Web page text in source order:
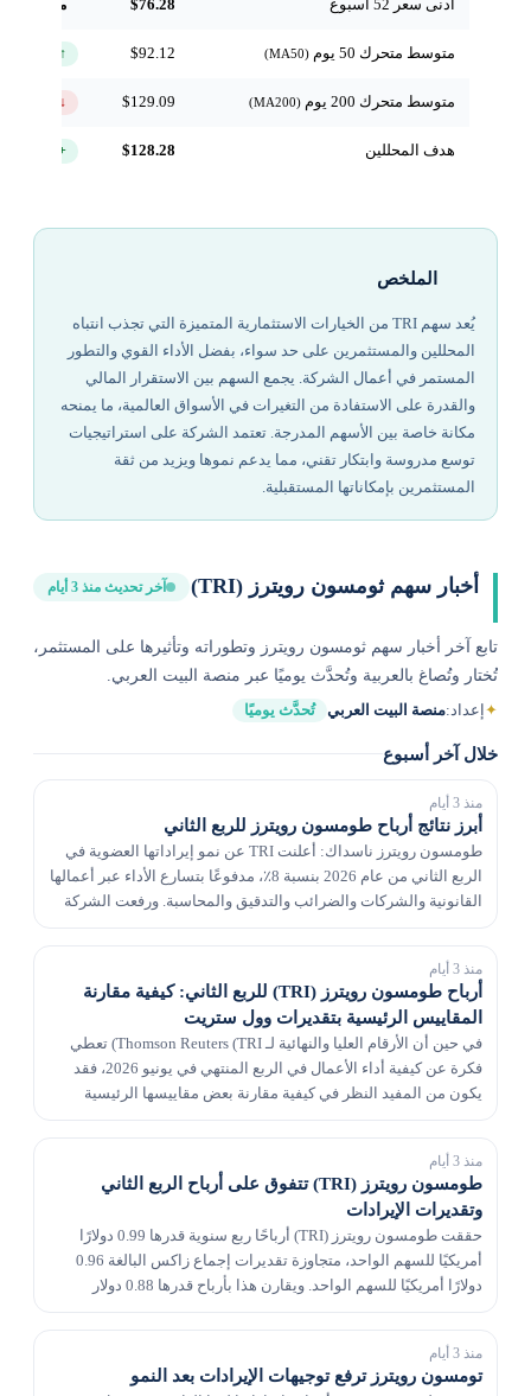
أدنى سعر 52 أسبوع $76.28 مرجعي
متوسط متحرك 50 يوم $92.12 ↑ فوق
متوسط متحرك 200 يوم $129.09 ↓ تحت
هدف المحللين $128.28
+26.1%
الملخص
يُعد سهم TRI من الخيارات الاستثمارية المتميزة التي تجذب انتباه
المحللين والمستثمرين على حد سواء، بفضل الأداء القوي والتطور
المستمر في أعمال الشركة. يجمع السهم بين الاستقرار المالي
والقدرة على الاستفادة من التغيرات في الأسواق العالمية، ما يمنحه
مكانة خاصة بين الأسهم المدرجة. تعتمد الشركة على استراتيجيات
توسع مدروسة وابتكار تقني، مما يدعم نموها ويزيد من ثقة
المستثمرين بإمكاناتها المستقبلية.
أخبار سهم ثومسون رويترز (TRI) آخر تحديث منذ 3 أيام
تابع آخر أخبار سهم ثومسون رويترز وتطوراته وتأثيرها على المستثمر،
تُختار وتُصاغ بالعربية وتُحدَّث يوميًا عبر منصة البيت العربي.
✦إعداد: منصة البيت العربي تُحدَّث يوميًا
خلال آخر أسبوع
منذ 3 أيام
أبرز نتائج أرباح طومسون رويترز للربع الثاني
طومسون رويترز ناسداك: أعلنت TRI عن نمو إيراداتها العضوية في
الربع الثاني من عام 2026 بنسبة 8٪، مدفوعًا بتسارع الأداء عبر أعمالها
القانونية والشركات والضرائب والتدقيق والمحاسبة. ورفعت الشركة
منذ 3 أيام
أرباح طومسون رويترز (TRI) للربع الثاني: كيفية مقارنة
المقاييس الرئيسية بتقديرات وول ستريت
في حين أن الأرقام العليا والنهائية لـ Thomson Reuters (TRI) تعطي
فكرة عن كيفية أداء الأعمال في الربع المنتهي في يونيو 2026، فقد
يكون من المفيد النظر في كيفية مقارنة بعض مقاييسها الرئيسية
منذ 3 أيام
طومسون رويترز (TRI) تتفوق على أرباح الربع الثاني
وتقديرات الإيرادات
حققت طومسون رويترز (TRI) أرباحًا ربع سنوية قدرها 0.99 دولارًا
أمريكيًا للسهم الواحد، متجاوزة تقديرات إجماع زاكس البالغة 0.96
دولارًا أمريكيًا للسهم الواحد. ويقارن هذا بأرباح قدرها 0.88 دولار
منذ 3 أيام
تومسون رويترز ترفع توجيهات الإيرادات بعد النمو